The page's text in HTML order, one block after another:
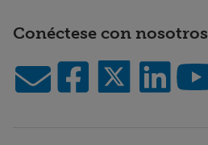
Conéctese con nosotros